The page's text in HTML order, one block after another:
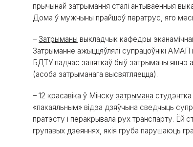
прычынай затрымання сталі антываенныя
Дома ў мужчыны прайшоў ператрус, яго
– Затрыманы выкладчык кафедры
Затрыманне ажыццяўлялі супрацоўнікі АМАП
БДТУ падчас заняткаў быў затрыманы яшчэ
(асоба затрыманага высвятляецца).
– 12 красавіка ў Мінску затрымана
«пакаяльным» відэа дзяўчына сведчыць
пратэсту і перакрывала рух транспарту. Ёй
групавых дзеяннях, якія груба парушаюць